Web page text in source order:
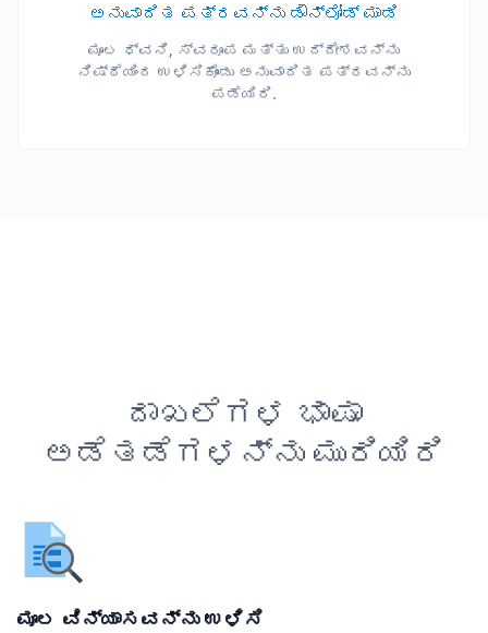
ಅನುವಾದಿತ ಪತ್ರವನ್ನು ಡೌನ್‌ಲೋಡ್ ಮಾಡಿ
ಮೂಲ ಧ್ವನಿ, ಸ್ವರೂಪ ಮತ್ತು ಉದ್ದೇಶವನ್ನು
ನಿಷ್ಠೆಯಿಂದ ಉಳಿಸಿಕೊಂಡು ಅನುವಾದಿತ ಪತ್ರವನ್ನು
ಪಡೆಯಿರಿ.
ದಾಖಲೆಗಳ ಭಾಷಾ
ಅಡೆತಡೆಗಳನ್ನು ಮುರಿಯಿರಿ
ಮೂಲ ವಿನ್ಯಾಸವನ್ನು ಉಳಿಸಿ